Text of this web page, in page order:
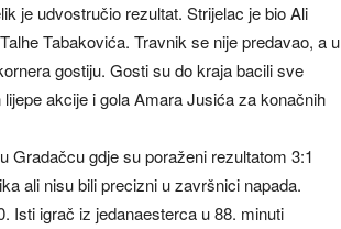
je udvostručio rezultat. Strijelac je bio Ali
Tabakovića. Travnik se nije predavao, a u
gostiju. Gosti su do kraja bacili sve
akcije i gola Amara Jusića za konačnih
Gradačcu gdje su poraženi rezultatom 3:1
ali nisu bili precizni u završnici napada.
Isti igrač iz jedanaesterca u 88. minuti